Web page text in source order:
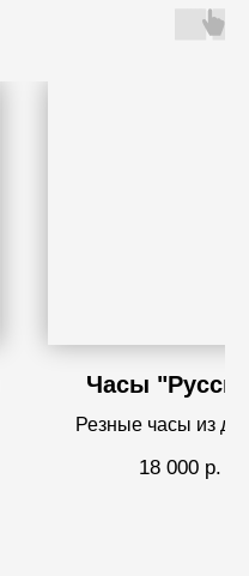
Часы
Резные часы из
18 000 р.